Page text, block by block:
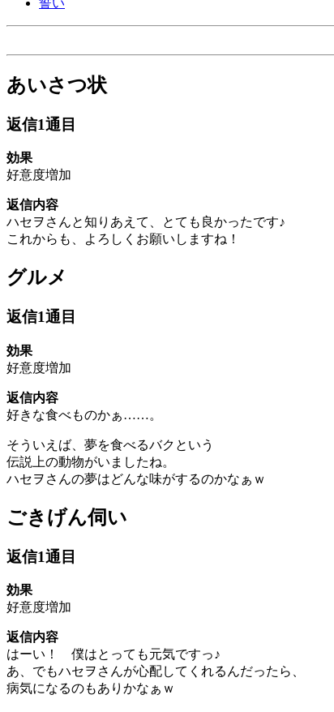
あいさつ状
返信1通目
効果
好意度増加
返信内容
ハセヲさんと知りあえて、とても良かったです♪
これからも、よろしくお願いしますね！
グルメ
返信1通目
効果
好意度増加
返信内容
好きな食べものかぁ……。
そういえば、夢を食べるバクという
伝説上の動物がいましたね。
ハセヲさんの夢はどんな味がするのかなぁｗ
ごきげん伺い
返信1通目
効果
好意度増加
返信内容
はーい！ 僕はとっても元気ですっ♪
あ、でもハセヲさんが心配してくれるんだったら、
病気になるのもありかなぁｗ